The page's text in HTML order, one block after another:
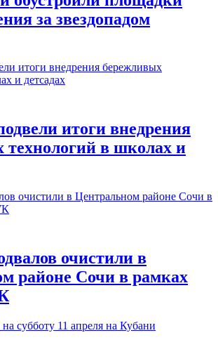
за звездопадом
итоги внедрения
технологий в школах и
очистили в
районе Сочи в рамках